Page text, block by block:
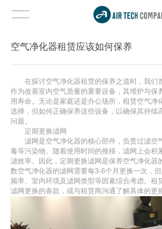
空气净化器租赁应该如何保养
在探讨空气净化器租赁的保养之道时，我们
作为改善室内空气质量的重要设备，其维护与保
用寿命。无论是家庭还是办公场所，租赁空气净
选择，但如何正确保养这些设备，以确保其持续
问题。
定期更换滤网
滤网是空气净化器的核心部件，负责过滤空
毒等污染物。随着使用时间的推移，滤网上会积
滤效率。因此，定期更换滤网是保养空气净化器
数空气净化器的滤网需要每3-6个月更换一次，
频率、室内环境及滤网类型等因素综合考虑。租
滤网更换的条款，或与租赁商沟通了解具体的更